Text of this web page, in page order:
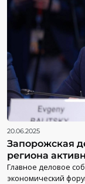
20.06.2025
Запорожская
региона
Главное деловое
экономический